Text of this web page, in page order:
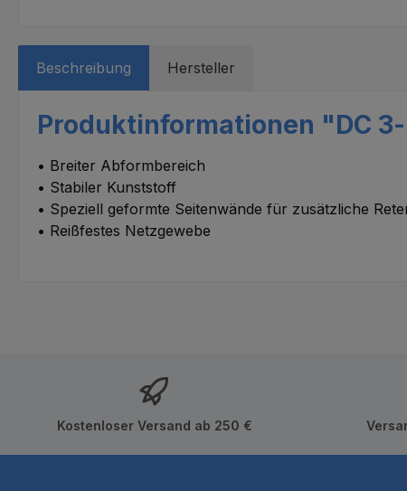
Beschreibung Hersteller
Produktinformationen "DC
• Breiter Abformbereich
• Stabiler Kunststoff
• Speziell geformte Seitenwände für zusätzliche
• Reißfestes Netzgewebe
Kostenloser Versand ab 250 €